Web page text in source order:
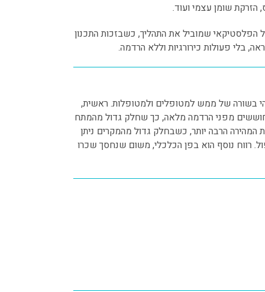
הזרקת שומן עצמי ועוד.
הפלסטיקאי שמוביל את התהליך, כשבזכות התכנון
בלי פעולות כירורגיות וללא הרדמה.
בשורה של ממש למטופלים ולמטופלות. ראשית,
חוששים מפני הרדמה מלאה, כך שחלק גדול מהמתח
המהירה הרבה יותר, כשבחלק גדול מהמקרים ניתן
רווח נוסף הוא בפן הכלכלי, משום שנחסך שכרו